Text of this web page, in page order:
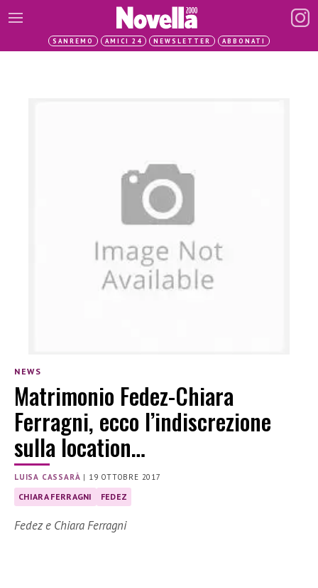
SANREMO AMICI 24 NEWSLETTER ABBONATI
NEWS
Matrimonio Fedez-Chiara
Ferragni, ecco l’indiscrezione
sulla location…
LUISA CASSARÀ | 19 OTTOBRE 2017
CHIARA FERRAGNI FEDEZ
Fedez e Chiara Ferragni